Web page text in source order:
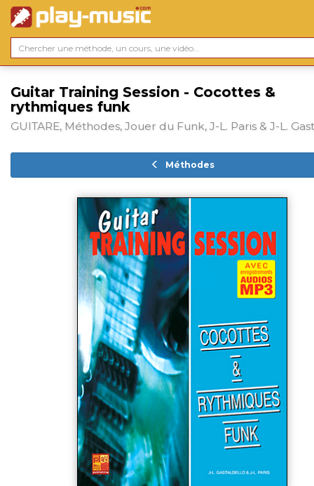
Guitar Training Session - Cocottes &
rythmiques funk
GUITARE, Méthodes, Jouer du Funk, J-L. Paris & J-L.
Méthodes